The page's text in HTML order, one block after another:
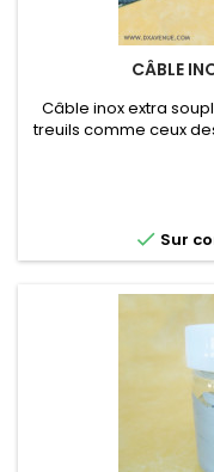
CÂBLE
Câble inox extra
treuils comme ceux
 Sur